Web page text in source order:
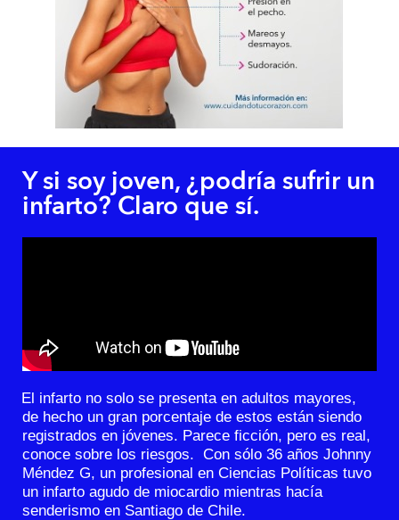
Y si soy joven, ¿podría sufrir un
infarto? Claro que sí.​
El infarto no solo se presenta en adultos mayores,
de hecho un gran porcentaje de estos están siendo
registrados en jóvenes. Parece ficción, pero es real,
conoce sobre los riesgos. Con sólo 36 años Johnny
Méndez G, un profesional en Ciencias Políticas tuvo
un infarto agudo de miocardio mientras hacía
senderismo en Santiago de Chile.